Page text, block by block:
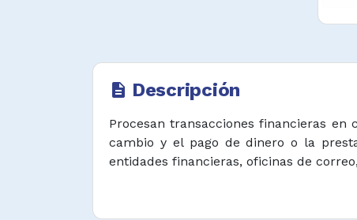
description Descripción
Procesan transacciones financieras
cambio y el pago de dinero o la
entidades financieras, oficinas de